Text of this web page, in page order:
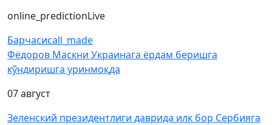
online_predictionLive
Барчасиcall_made
Фёдоров Маскни Украинага ёрдам беришга
кўндиришга уринмоқда
07 август
Зеленский президентлиги даврида илк бор Сербияга